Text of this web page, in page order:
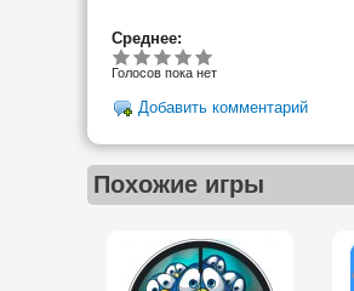
Среднее:
Голосов пока нет
Добавить комментарий
Похожие игры